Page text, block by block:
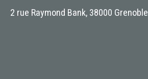
2 rue Raymond Bank, 38000 Grenoble